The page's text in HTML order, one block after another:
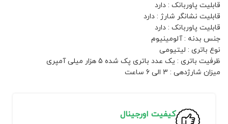
قابلیت پاوربانک : دارد
قابلیت نشانگر شارژ : دارد
قابلیت پاوربانک : دارد
جنس بدنه : آلومینیوم
نوع باتری : لیتیومی
ظرفیت باتری : یک عدد باتری پک شده 5 هزار میلی آمپری
میزان شارژدهی : 3 الی 6 ساعت
کیفیت اورجینال